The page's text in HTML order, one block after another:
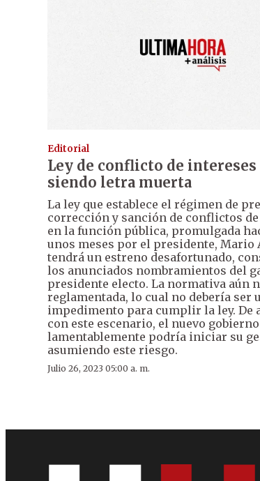
Editorial
Ley de conflicto de intereses
siendo letra muerta
La ley que establece el régimen de
corrección y sanción de conflictos
en la función pública, promulgada
unos meses por el presidente, Mario
tendrá un estreno desafortunado,
los anunciados nombramientos del
presidente electo. La normativa aún
reglamentada, lo cual no debería ser
impedimento para cumplir la ley. De
con este escenario, el nuevo gobierno
lamentablemente podría iniciar su
asumiendo este riesgo.
Julio 26, 2023 05:00 a. m.